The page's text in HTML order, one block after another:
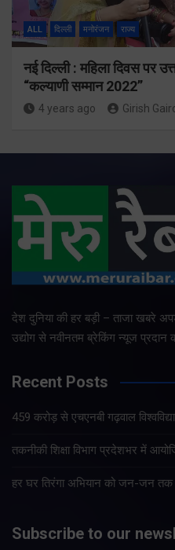
ALL दिल्ली मनोरंजन राज्य
नई दिल्ली : महिला दिवस पर
“कल्याणी सम्मान 2022”
4 years ago Girish
देश दुनिया की हर बड़ी – ताजा खबरे
उद्योग से नवीनतम ब्रेकिंग न्यूज प्रदान
Recent Posts
459 करोड़ से एचएनबी गढ़वाल
तकनीकी शिक्षा विभाग प्रदेशभर में
हर घर तिरंगा अभियान को जन-जन तक
Subscribe to our